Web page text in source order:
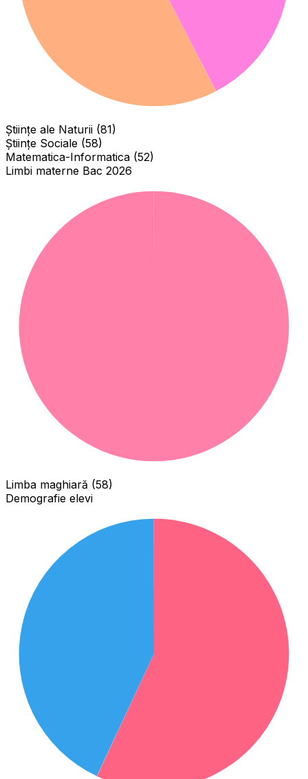
Științe ale Naturii (81)
Științe Sociale (58)
Matematica-Informatica (52)
Limbi materne Bac 2026
Limba maghiară (58)
Demografie elevi